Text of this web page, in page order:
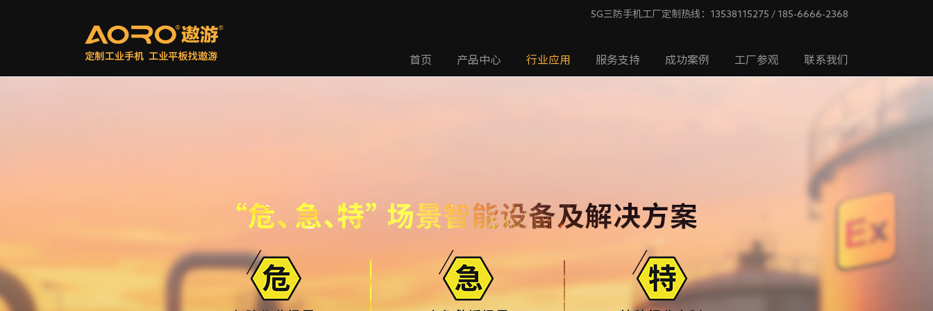
5G三防手机工厂定制热线：13538115275 / 185-6666-2368
首页 产品中心 行业应用 服务支持 成功案例 工厂参观 联系我们